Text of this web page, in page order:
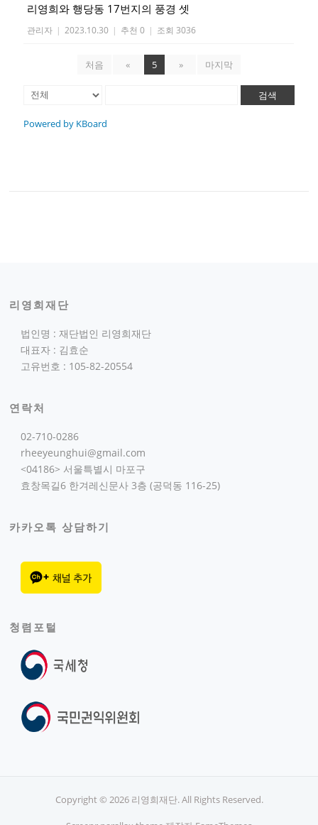
리영희와 행당동 17번지의 풍경 셋
관리자 | 2023.10.30 | 추천 0 | 조회 3036
처음 « 5 » 마지막
검색
Powered by KBoard
리영희재단
법인명 : 재단법인 리영희재단
대표자 : 김효순
고유번호 : 105-82-20554
연락처
02-710-0286
rheeyeunghui@gmail.com
<04186> 서울특별시 마포구
효창목길6 한겨레신문사 3층 (공덕동 116-25)
카카오톡 상담하기
청렴포털
Copyright © 2026 리영희재단. All Rights Reserved.